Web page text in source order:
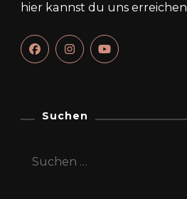
hier kannst du uns erreichen
Suchen
Suchen